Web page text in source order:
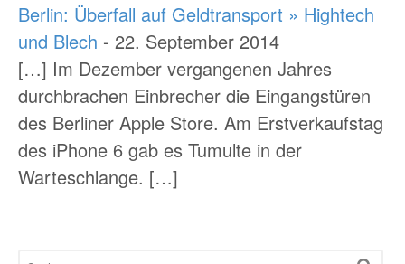
Berlin: Überfall auf Geldtransport » Hightech
und Blech - 22. September 2014
[…] Im Dezember vergangenen Jahres
durchbrachen Einbrecher die Eingangstüren
des Berliner Apple Store. Am Erstverkaufstag
des iPhone 6 gab es Tumulte in der
Warteschlange. […]